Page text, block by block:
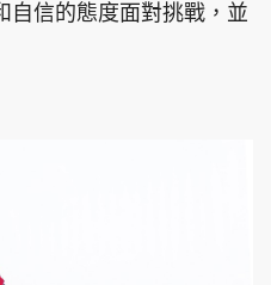
自信的態度面對挑戰，並